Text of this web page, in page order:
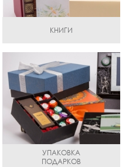
КНИГИ
УПАКОВКА
ПОДАРКОВ